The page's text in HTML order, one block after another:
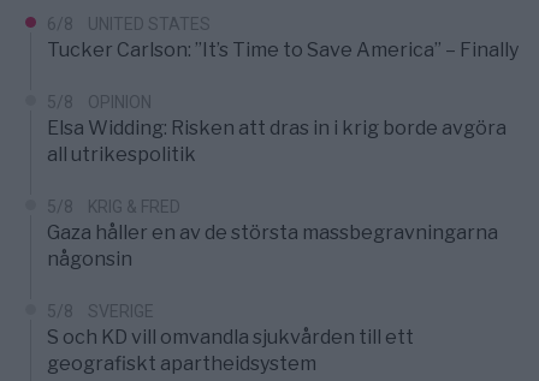
6/8 UNITED STATES
Tucker Carlson: ”It’s Time to Save America” – Finally
5/8 OPINION
Elsa Widding: Risken att dras in i krig borde avgöra
all utrikespolitik
5/8 KRIG & FRED
Gaza håller en av de största massbegravningarna
någonsin
5/8 SVERIGE
S och KD vill omvandla sjukvården till ett
geografiskt apartheidsystem